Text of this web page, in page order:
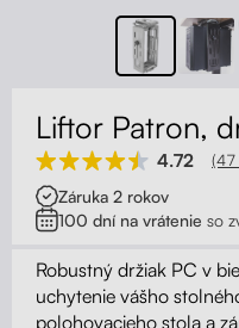
Kolieska
Stojany na
Skrinky so
Akustické
Liftor Patron,
4.72
Záruka 2 rokov
100 dní na vrátenie so
Robustný držiak PC v
uchytenie vášho
polohovacieho stola a